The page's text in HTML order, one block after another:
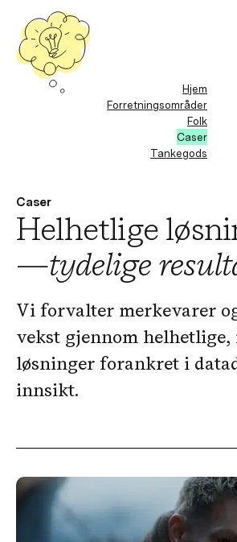
Hjem
Forretningsområder
Folk
Caser
Tankegods
Caser
Helhetlige
—tydelige
Vi forvalter merkevarer
vekst gjennom helhetlige,
løsninger forankret i
innsikt.